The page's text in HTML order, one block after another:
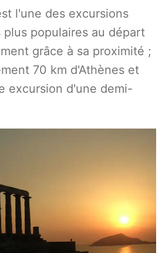
l'une des excursions
populaires au départ
grâce à sa proximité ;
70 km d'Athènes et
excursion d'une demi-